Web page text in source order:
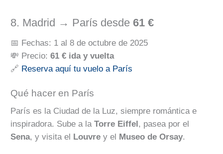
8. Madrid → París desde 61 €
📅 Fechas: 1 al 8 de octubre de 2025
💸 Precio: 61 € ida y vuelta
🔗 Reserva aquí tu vuelo a París
Qué hacer en París
París es la Ciudad de la Luz, siempre romántica e
inspiradora. Sube a la Torre Eiffel, pasea por el
Sena, y visita el Louvre y el Museo de Orsay.